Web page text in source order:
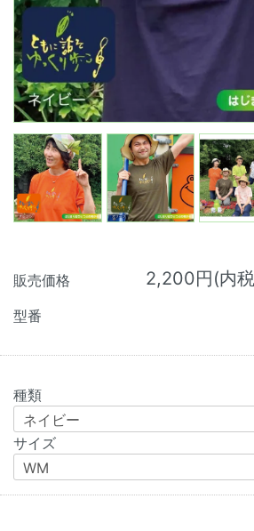
販売価格 2,200円(内
型番
種類
サイズ